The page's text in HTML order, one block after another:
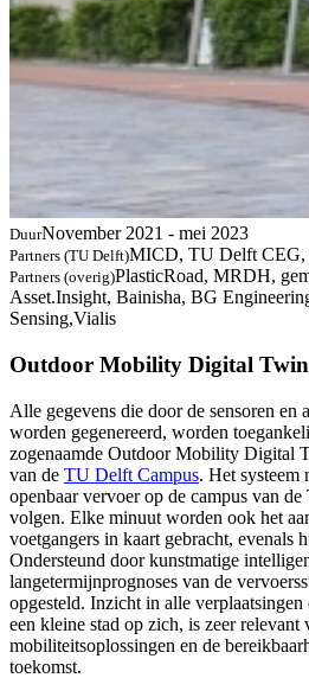
DuurNovember 2021 - mei 2023
Partners (TU Delft)MICD, TU Delft
Partners (overig)PlasticRoad, MRDH,
Asset.Insight, Bainisha, BG
Sensing,Vialis
Outdoor Mobility Digital Twin
Alle gegevens die door de sensoren en
worden gegenereerd, worden
zogenaamde Outdoor Mobility Digital
van de TU Delft Campus. Het systeem
openbaar vervoer op de campus van
volgen. Elke minuut worden ook het
voetgangers in kaart gebracht, evenals
Ondersteund door kunstmatige
langetermijnprognoses van de
opgesteld. Inzicht in alle
een kleine stad op zich, is zeer relevant
mobiliteitsoplossingen en de
toekomst.